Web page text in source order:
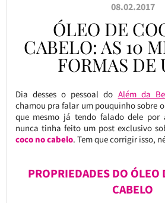
08.02.2017
ÓLEO DE
CABELO: AS 10
FORMAS DE
Dia desses o pessoal do Além da
chamou pra falar um pouquinho sobre
que mesmo já tendo falado dele por
nunca tinha feito um post exclusivo
coco no cabelo. Tem que corrigir isso,
PROPRIEDADES DO ÓLEO
CABELO